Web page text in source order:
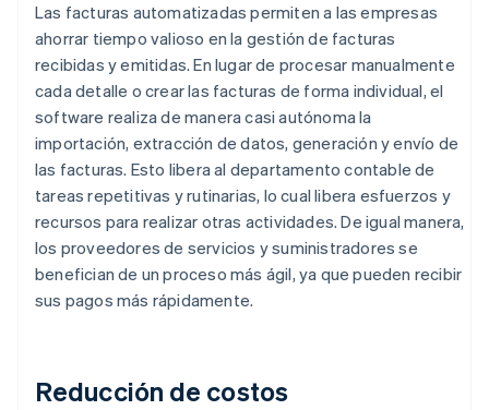
Las facturas automatizadas permiten a las empresas
ahorrar tiempo valioso en la gestión de facturas
recibidas y emitidas. En lugar de procesar manualmente
cada detalle o crear las facturas de forma individual, el
software realiza de manera casi autónoma la
importación, extracción de datos, generación y envío de
las facturas. Esto libera al departamento contable de
tareas repetitivas y rutinarias, lo cual libera esfuerzos y
recursos para realizar otras actividades. De igual manera,
los proveedores de servicios y suministradores se
benefician de un proceso más ágil, ya que pueden recibir
sus pagos más rápidamente.
Reducción de costos